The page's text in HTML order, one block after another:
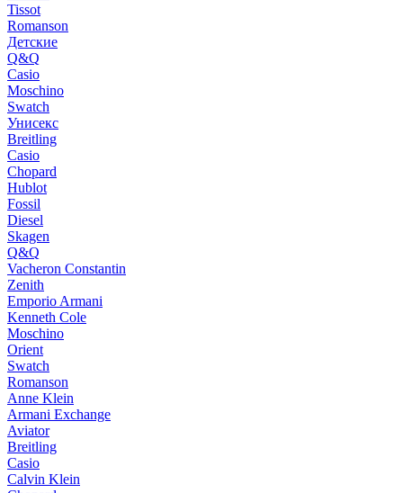
Tissot
Romanson
Детские
Q&Q
Casio
Moschino
Swatch
Унисекс
Breitling
Casio
Chopard
Hublot
Fossil
Diesel
Skagen
Q&Q
Vacheron Constantin
Zenith
Emporio Armani
Kenneth Cole
Moschino
Orient
Swatch
Romanson
Anne Klein
Armani Exchange
Aviator
Breitling
Casio
Calvin Klein